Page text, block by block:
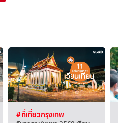
# ที่เที่ยวกรุงเทพ